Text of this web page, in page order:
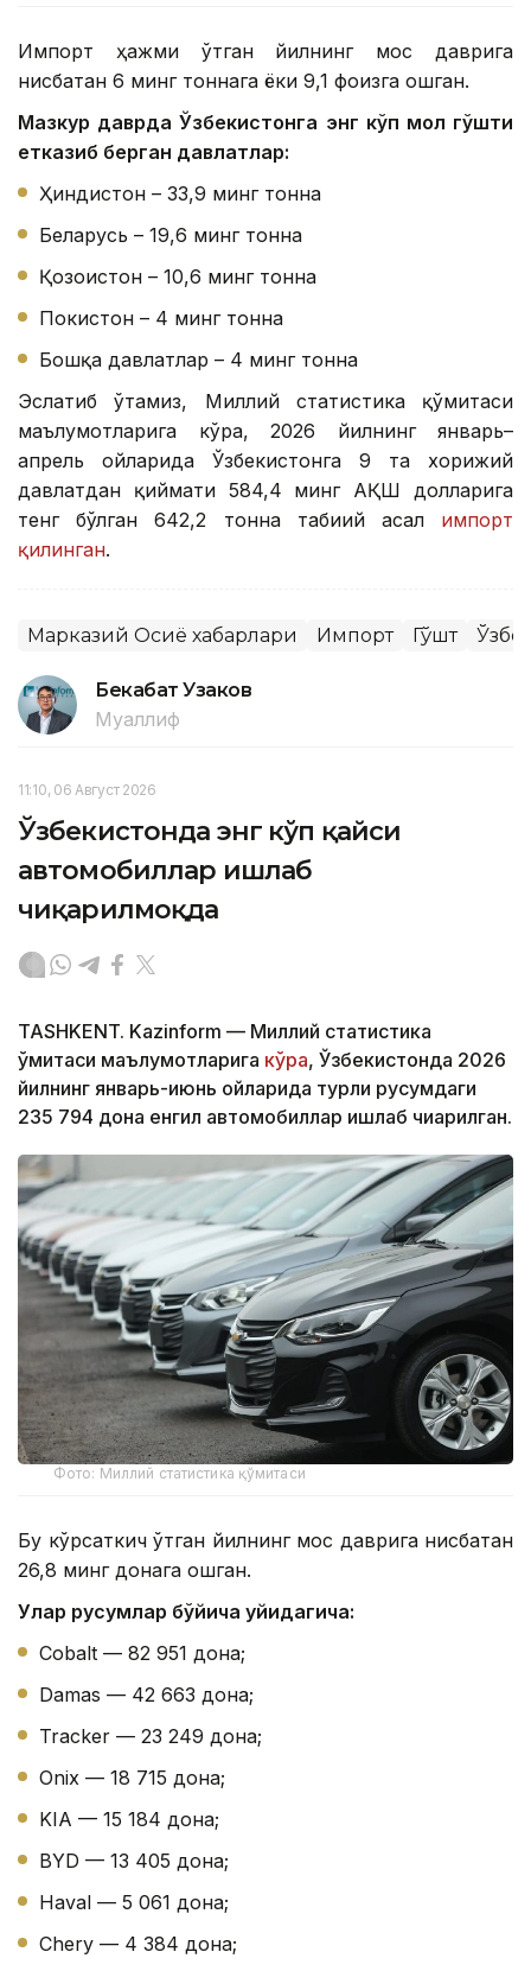
Импорт ҳажми ўтган йилнинг мос даврига
нисбатан 6 минг тоннага ёки 9,1 фоизга ошган.
Мазкур даврда Ўзбекистонга энг кўп мол гўшти
етказиб берган давлатлар:
Ҳиндистон – 33,9 минг тонна
Беларусь – 19,6 минг тонна
Қозоғистон – 10,6 минг тонна
Покистон – 4 минг тонна
Бошқа давлатлар – 4 минг тонна
Эслатиб ўтамиз, Миллий статистика қўмитаси
маълумотларига кўра, 2026 йилнинг январь–
апрель ойларида Ўзбекистонга 9 та хорижий
давлатдан қиймати 584,4 минг АҚШ долларига
тенг бўлган 642,2 тонна табиий асал импорт
қилинган.
Марказий Осиё хабарлари Импорт Гўшт
Бекабат Узаков
Муаллиф
11:10, 06 Август 2026
Ўзбекистонда энг кўп қайси
автомобиллар ишлаб
чиқарилмоқда
TASHKENT. Kazinform — Миллий статистика
қўмитаси маълумотларига кўра, Ўзбекистонда 2026
йилнинг январь-июнь ойларида турли русумдаги
235 794 дона енгил автомобиллар ишлаб чиқарилган.
Фото: Миллий статистика қўмитаси
Бу кўрсаткич ўтган йилнинг мос даврига нисбатан
26,8 минг донага ошган.
Улар русумлар бўйича қуйидагича:
Cobalt — 82 951 дона;
Damas — 42 663 дона;
Tracker — 23 249 дона;
Onix — 18 715 дона;
KIA — 15 184 дона;
BYD — 13 405 дона;
Haval — 5 061 дона;
Chery — 4 384 дона;